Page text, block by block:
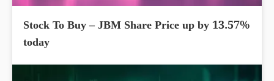
Stock To Buy – JBM Share Price up by 13.57%
today